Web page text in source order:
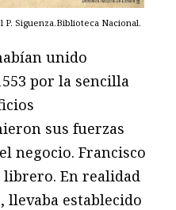
Siguenza.Biblioteca Nacional.
unido
por la sencilla
sus fuerzas
negocio. Francisco
En realidad
llevaba establecido